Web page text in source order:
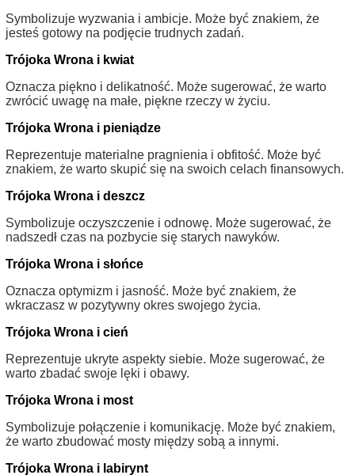
Symbolizuje wyzwania i ambicje. Może być znakiem, że
jesteś gotowy na podjęcie trudnych zadań.
Trójoka Wrona i kwiat
Oznacza piękno i delikatność. Może sugerować, że warto
zwrócić uwagę na małe, piękne rzeczy w życiu.
Trójoka Wrona i pieniądze
Reprezentuje materialne pragnienia i obfitość. Może być
znakiem, że warto skupić się na swoich celach finansowych.
Trójoka Wrona i deszcz
Symbolizuje oczyszczenie i odnowę. Może sugerować, że
nadszedł czas na pozbycie się starych nawyków.
Trójoka Wrona i słońce
Oznacza optymizm i jasność. Może być znakiem, że
wkraczasz w pozytywny okres swojego życia.
Trójoka Wrona i cień
Reprezentuje ukryte aspekty siebie. Może sugerować, że
warto zbadać swoje lęki i obawy.
Trójoka Wrona i most
Symbolizuje połączenie i komunikację. Może być znakiem,
że warto zbudować mosty między sobą a innymi.
Trójoka Wrona i labirynt